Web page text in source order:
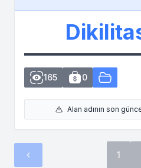
165 0
Alan adının son
1